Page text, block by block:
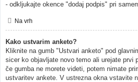
- odkljukajte okence "dodaj podpis" pri
Na vrh
Kako ustvarim anketo?
Kliknite na gumb "Ustvari anketo" pod
sicer ko objavljate novo temo ali urejate prvi
če gumba ne morete videti, potem nimate
ustvaritev ankete. V ustrezna okna vstavite